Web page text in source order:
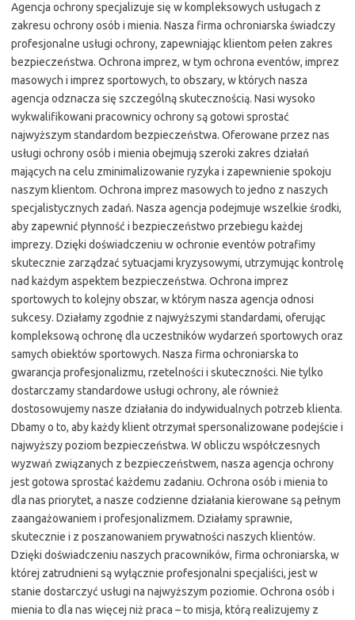
Agencja ochrony specjalizuje się w kompleksowych usługach z
zakresu ochrony osób i mienia. Nasza firma ochroniarska świadczy
profesjonalne usługi ochrony, zapewniając klientom pełen zakres
bezpieczeństwa. Ochrona imprez, w tym ochrona eventów, imprez
masowych i imprez sportowych, to obszary, w których nasza
agencja odznacza się szczególną skutecznością. Nasi wysoko
wykwalifikowani pracownicy ochrony są gotowi sprostać
najwyższym standardom bezpieczeństwa. Oferowane przez nas
usługi ochrony osób i mienia obejmują szeroki zakres działań
mających na celu zminimalizowanie ryzyka i zapewnienie spokoju
naszym klientom. Ochrona imprez masowych to jedno z naszych
specjalistycznych zadań. Nasza agencja podejmuje wszelkie środki,
aby zapewnić płynność i bezpieczeństwo przebiegu każdej
imprezy. Dzięki doświadczeniu w ochronie eventów potrafimy
skutecznie zarządzać sytuacjami kryzysowymi, utrzymując kontrolę
nad każdym aspektem bezpieczeństwa. Ochrona imprez
sportowych to kolejny obszar, w którym nasza agencja odnosi
sukcesy. Działamy zgodnie z najwyższymi standardami, oferując
kompleksową ochronę dla uczestników wydarzeń sportowych oraz
samych obiektów sportowych. Nasza firma ochroniarska to
gwarancja profesjonalizmu, rzetelności i skuteczności. Nie tylko
dostarczamy standardowe usługi ochrony, ale również
dostosowujemy nasze działania do indywidualnych potrzeb klienta.
Dbamy o to, aby każdy klient otrzymał spersonalizowane podejście i
najwyższy poziom bezpieczeństwa. W obliczu współczesnych
wyzwań związanych z bezpieczeństwem, nasza agencja ochrony
jest gotowa sprostać każdemu zadaniu. Ochrona osób i mienia to
dla nas priorytet, a nasze codzienne działania kierowane są pełnym
zaangażowaniem i profesjonalizmem. Działamy sprawnie,
skutecznie i z poszanowaniem prywatności naszych klientów.
Dzięki doświadczeniu naszych pracowników, firma ochroniarska, w
której zatrudnieni są wyłącznie profesjonalni specjaliści, jest w
stanie dostarczyć usługi na najwyższym poziomie. Ochrona osób i
mienia to dla nas więcej niż praca – to misja, którą realizujemy z